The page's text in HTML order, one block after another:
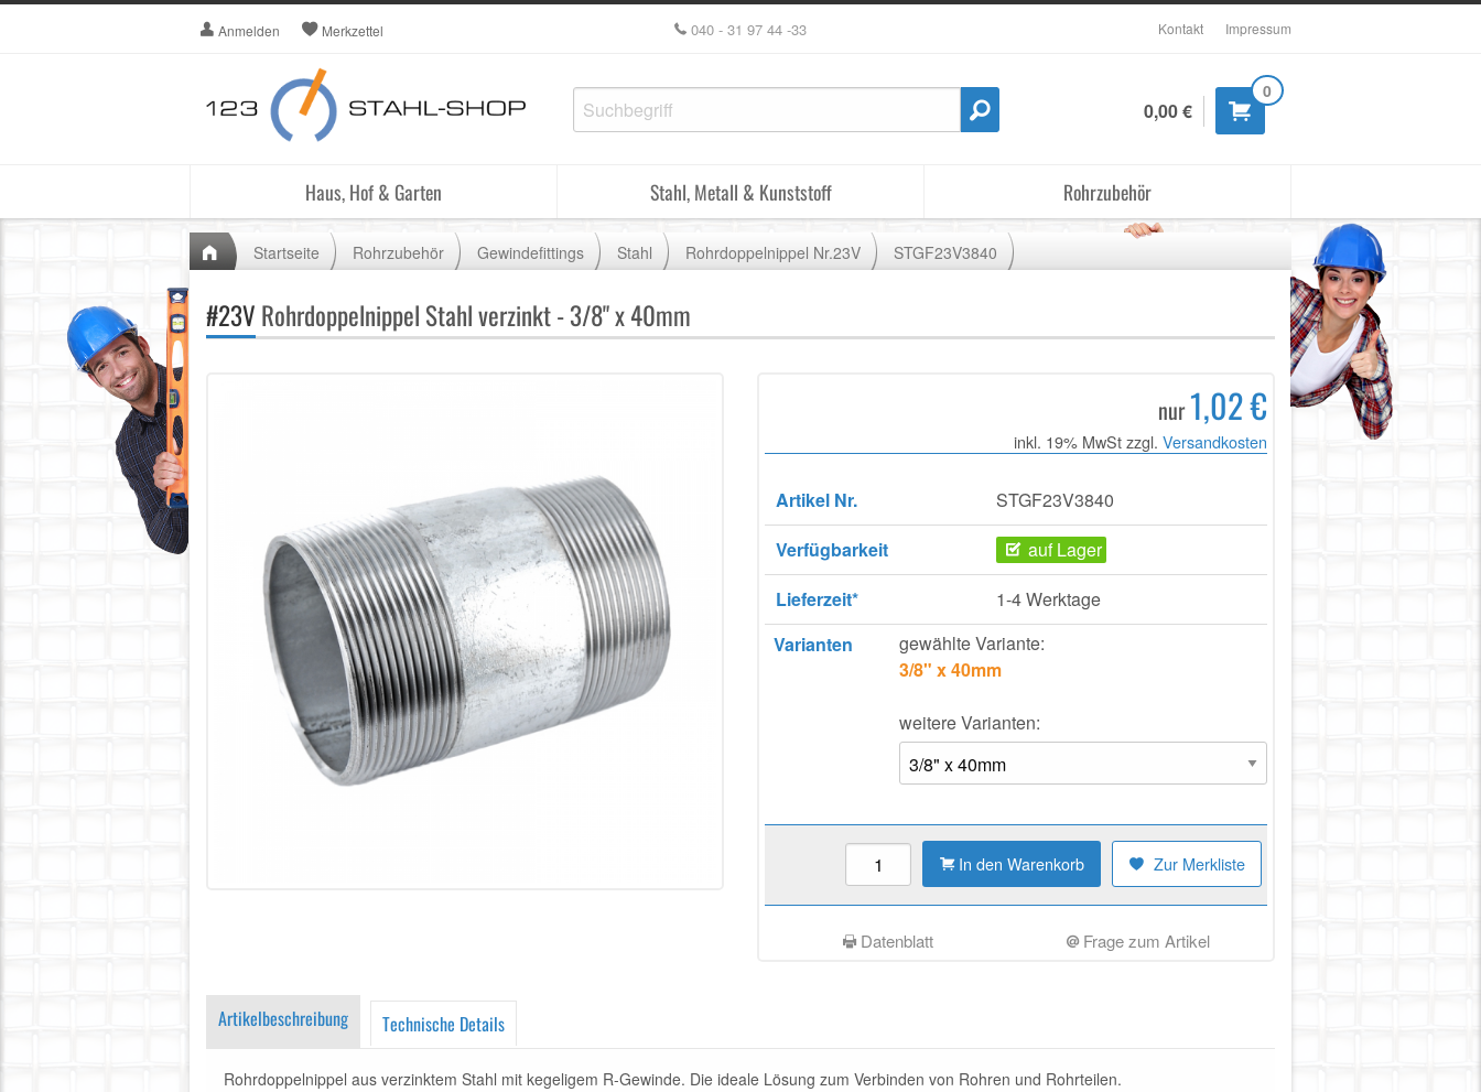
Anmelden Merkzettel 040 - 31 97 44 -33 Kontakt Impressum
0
0,00 €
Haus, Hof & Garten Stahl, Metall & Kunststoff Rohrzubehör
Startseite Rohrzubehör Gewindefittings Stahl Rohrdoppelnippel Nr.23V STGF23V3840
#23V Rohrdoppelnippel Stahl verzinkt - 3/8" x 40mm
nur1,02 €
inkl. 19% MwSt zzgl. Versandkosten
Artikel Nr.
STGF23V3840
Verfügbarkeit
auf Lager
Lieferzeit*
1-4 Werktage
Varianten
gewählte Variante:
3/8" x 40mm
weitere Varianten:
Zur Merkliste
In den Warenkorb
Datenblatt Frage zum Artikel
Artikelbeschreibung Technische Details
Rohrdoppelnippel aus verzinktem Stahl mit kegeligem R-Gewinde. Die ideale Lösung zum Verbinden von Rohren und Rohrteilen.